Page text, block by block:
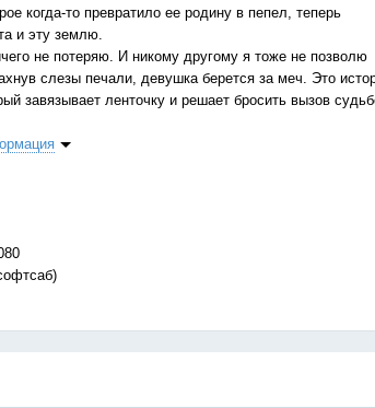
когда-то превратило ее родину в пепел, теперь
и эту землю.
не потеряю. И никому другому я тоже не позволю
слезы печали, девушка берется за меч. Это
завязывает ленточку и решает бросить вызов